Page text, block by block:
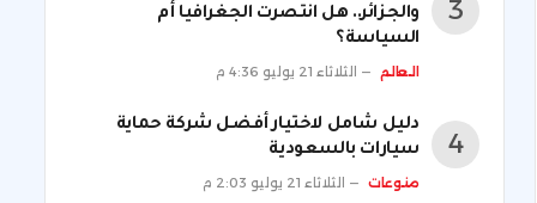
والجزائر.. هل انتصرت الجغرافيا أم
السياسة؟
العالم الثلاثاء 21 يوليو 4:36 م
دليل شامل لاختيار أفضل شركة حماية
سيارات بالسعودية
منوعات الثلاثاء 21 يوليو 2:03 م